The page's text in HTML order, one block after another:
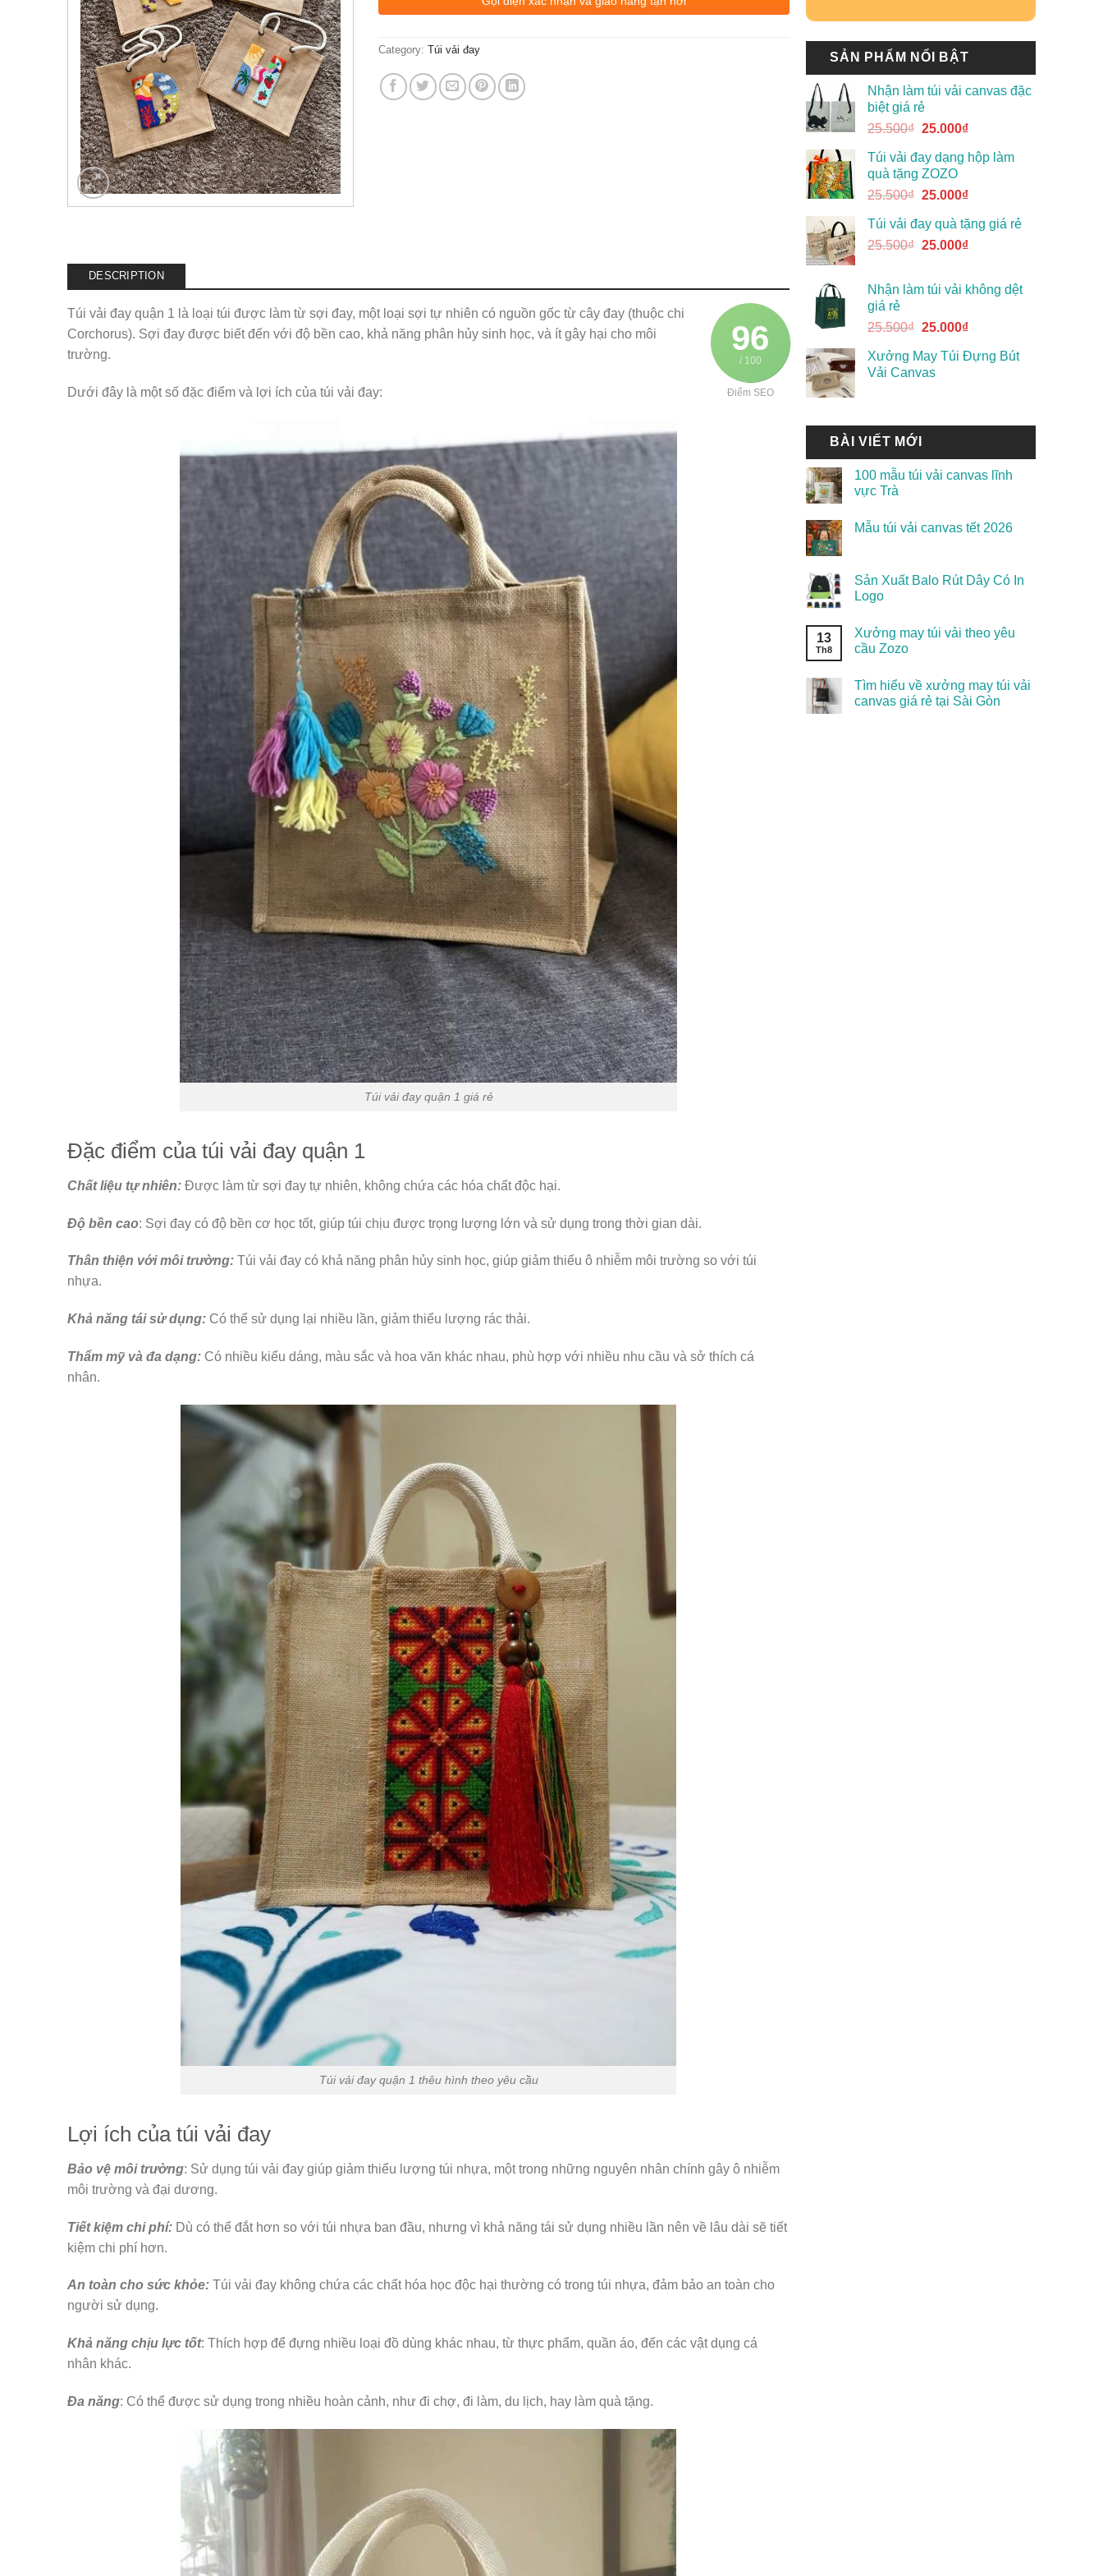
SẢN PHẨM NỔI BẬT
Nhận làm túi vải canvas đặc
biệt giá rẻ
25.500₫ 25.000₫
Túi vải đay dạng hộp làm
quà tặng ZOZO
25.500₫ 25.000₫
Túi vải đay quà tặng giá rẻ
25.500₫ 25.000₫
Nhận làm túi vải không dệt
giá rẻ
25.500₫ 25.000₫
Xưởng May Túi Đựng Bút
Vải Canvas
BÀI VIẾT MỚI
100 mẫu túi vải canvas lĩnh
vực Trà
Mẫu túi vải canvas tết 2026
Sản Xuất Balo Rút Dây Có In
Logo
13
Th8
Xưởng may túi vải theo yêu
cầu Zozo
Tìm hiểu về xưởng may túi vải
canvas giá rẻ tại Sài Gòn
Category:Túi vải đay
DESCRIPTION
96
/ 100
Điểm SEO
Túi vải đay quận 1 là loại túi được làm từ sợi đay, một loại sợi tự nhiên có nguồn gốc từ cây đay (thuộc chi
Corchorus). Sợi đay được biết đến với độ bền cao, khả năng phân hủy sinh học, và ít gây hại cho môi
trường.
Dưới đây là một số đặc điểm và lợi ích của túi vải đay:
Túi vải đay quận 1 giá rẻ
Đặc điểm của túi vải đay quận 1
Chất liệu tự nhiên: Được làm từ sợi đay tự nhiên, không chứa các hóa chất độc hại.
Độ bền cao: Sợi đay có độ bền cơ học tốt, giúp túi chịu được trọng lượng lớn và sử dụng trong thời gian dài.
Thân thiện với môi trường: Túi vải đay có khả năng phân hủy sinh học, giúp giảm thiểu ô nhiễm môi trường so với túi
nhựa.
Khả năng tái sử dụng: Có thể sử dụng lại nhiều lần, giảm thiểu lượng rác thải.
Thẩm mỹ và đa dạng: Có nhiều kiểu dáng, màu sắc và hoa văn khác nhau, phù hợp với nhiều nhu cầu và sở thích cá
nhân.
Túi vải đay quận 1 thêu hình theo yêu cầu
Lợi ích của túi vải đay
Bảo vệ môi trường: Sử dụng túi vải đay giúp giảm thiểu lượng túi nhựa, một trong những nguyên nhân chính gây ô nhiễm
môi trường và đại dương.
Tiết kiệm chi phí: Dù có thể đắt hơn so với túi nhựa ban đầu, nhưng vì khả năng tái sử dụng nhiều lần nên về lâu dài sẽ tiết
kiệm chi phí hơn.
An toàn cho sức khỏe: Túi vải đay không chứa các chất hóa học độc hại thường có trong túi nhựa, đảm bảo an toàn cho
người sử dụng.
Khả năng chịu lực tốt: Thích hợp để đựng nhiều loại đồ dùng khác nhau, từ thực phẩm, quần áo, đến các vật dụng cá
nhân khác.
Đa năng: Có thể được sử dụng trong nhiều hoàn cảnh, như đi chợ, đi làm, du lịch, hay làm quà tặng.